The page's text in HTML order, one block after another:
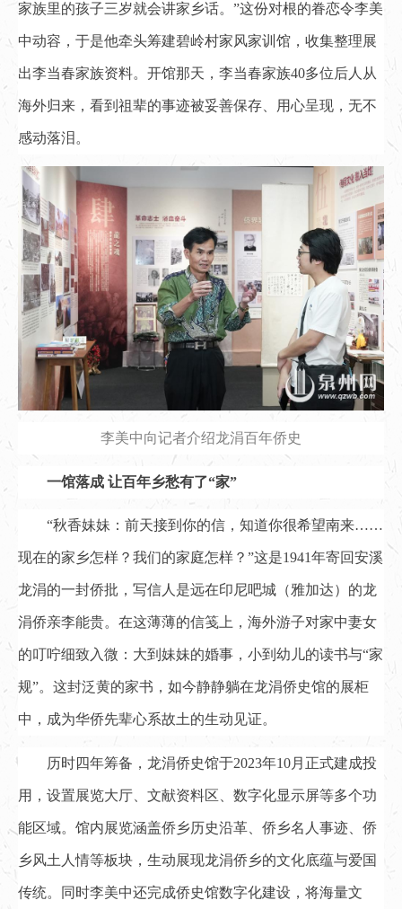
家族里的孩子三岁就会讲家乡话。”这份对根的眷恋令李美
中动容，于是他牵头筹建碧岭村家风家训馆，收集整理展
出李当春家族资料。开馆那天，李当春家族40多位后人从
海外归来，看到祖辈的事迹被妥善保存、用心呈现，无不
感动落泪。
李美中向记者介绍龙涓百年侨史
一馆落成 让百年乡愁有了“家”
“秋香妹妹：前天接到你的信，知道你很希望南来……
现在的家乡怎样？我们的家庭怎样？”这是1941年寄回安溪
龙涓的一封侨批，写信人是远在印尼吧城（雅加达）的龙
涓侨亲李能贵。在这薄薄的信笺上，海外游子对家中妻女
的叮咛细致入微：大到妹妹的婚事，小到幼儿的读书与“家
规”。这封泛黄的家书，如今静静躺在龙涓侨史馆的展柜
中，成为华侨先辈心系故土的生动见证。
历时四年筹备，龙涓侨史馆于2023年10月正式建成投
用，设置展览大厅、文献资料区、数字化显示屏等多个功
能区域。馆内展览涵盖侨乡历史沿革、侨乡名人事迹、侨
乡风土人情等板块，生动展现龙涓侨乡的文化底蕴与爱国
传统。同时李美中还完成侨史馆数字化建设，将海量文